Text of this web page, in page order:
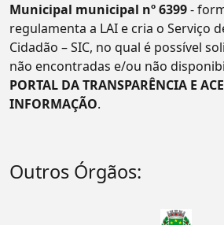
Municipal municipal nº 6399-
regulamenta a LAI e cria o Serviço
Cidadão – SIC, no qual é possível
não encontradas e/ou não
PORTAL DA TRANSPARÊNCIA E
INFORMAÇÃO.
Outros Órgãos: